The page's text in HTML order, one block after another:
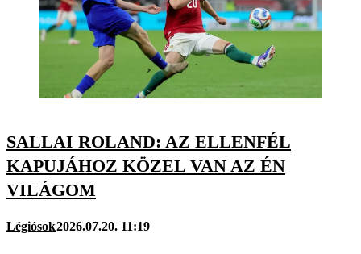
SALLAI ROLAND: AZ ELLENFÉL
KAPUJÁHOZ KÖZEL VAN AZ ÉN
VILÁGOM
Légiósok2026.07.20. 11:19